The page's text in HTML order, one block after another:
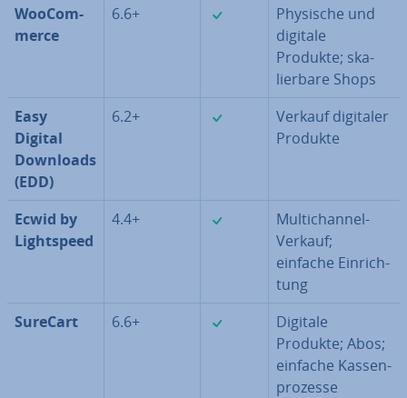
Woo­Com­
mer­ce
6.6+
Physische und
digitale
Produkte; ska­
lier­ba­re Shops
Easy
Digital
Downloads
(EDD)
6.2+
Verkauf digitaler
Produkte
Ecwid by
Lightspeed
4.4+
Mul­tich­an­nel-
Verkauf;
einfache Ein­rich­
tung
SureCart
6.6+
Digitale
Produkte; Abos;
einfache Kas­sen­
pro­zes­se